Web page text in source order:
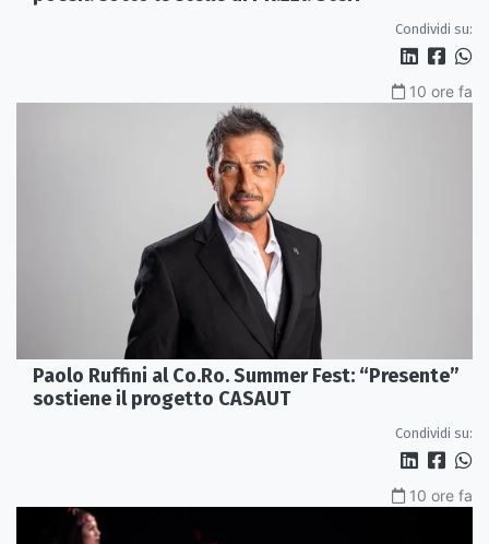
Condividi su:
10 ore fa
Paolo Ruffini al Co.Ro. Summer Fest: “Presente”
sostiene il progetto CASAUT
Condividi su:
10 ore fa